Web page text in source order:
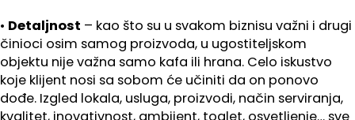
• Detaljnost – kao što su u svakom biznisu važni i drugi
činioci osim samog proizvoda, u ugostiteljskom
objektu nije važna samo kafa ili hrana. Celo iskustvo
koje klijent nosi sa sobom će učiniti da on ponovo
dođe. Izgled lokala, usluga, proizvodi, način serviranja,